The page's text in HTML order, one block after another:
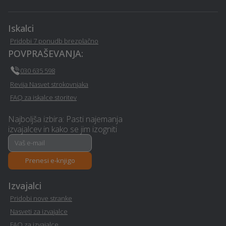
Prodaja avtodelov -
Ajdovscina
Montaža in prodaja oken
- Ajdovscina
dogodke - Ajdovscina
Avtodvigala / dvižne
košare in dvižne ploščadi -
Ajdovscina
Male čistilne naprave -
Ajdovscina
Iskalci
Pridobi 7 ponudb brezplačno
POVPRAŠEVANJA:
030 635 598
Revija Nasvet strokovnjaka
FAQ za iskalce storitev
Najboljša izbira: Pasti najemanja
izvajalcev in kako se jim izogniti
Prenesi e-knjigo
Izvajalci
Pridobi nove stranke
Nasveti za izvajalce